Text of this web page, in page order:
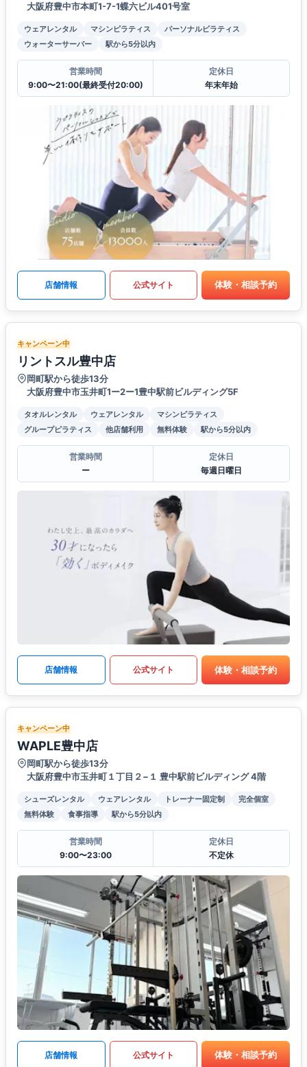
大阪府豊中市本町1-7-1蝶六ビル401号室
ウェアレンタル マシンピラティス
パーソナルピラティス
ウォーターサーバー
駅から5分以内
営業時間
9:00〜21:00(最終受付20:00)
定休日
年末年始
店舗情報 公式サイト 体験・相談予約
キャンペーン中
リントスル豊中店
岡町駅から徒歩13分
大阪府豊中市玉井町1ー2ー1豊中駅前ビルディング5F
タオルレンタル ウェアレンタル
マシンピラティス
グループピラティス
他店舗利用 無料体験 駅から5分以内
営業時間
ー
定休日
毎週日曜日
店舗情報 公式サイト 体験・相談予約
キャンペーン中
WAPLE豊中店
岡町駅から徒歩13分
大阪府豊中市玉井町１丁目２−１ 豊中駅前ビルディング 4階
シューズレンタル ウェアレンタル トレーナー固定制
完全個室
無料体験
食事指導 駅から5分以内
営業時間
9:00〜23:00
定休日
不定休
店舗情報 公式サイト 体験・相談予約